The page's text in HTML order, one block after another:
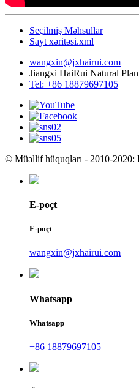
Seçilmiş Məhsullar
Sayt xəritəsi.xml
wangxin@jxhairui.com
Jiangxi HaiRui Natural
Tel: +86 18879697105
© Müəllif hüquqları - 2010-2020:
E-poçt
E-poçt
wangxin@jxhairui.com
Whatsapp
Whatsapp
+86 18879697105